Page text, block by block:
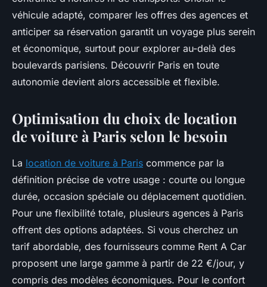
véhicule adapté, comparer les offres des agences et
anticiper sa réservation garantit un voyage plus serein
et économique, surtout pour explorer au-delà des
boulevards parisiens. Découvrir Paris en toute
autonomie devient alors accessible et flexible.
Optimisation du choix de location
de voiture à Paris selon le besoin
La location de voiture à Paris commence par la
définition précise de votre usage : courte ou longue
durée, occasion spéciale ou déplacement quotidien.
Pour une flexibilité totale, plusieurs agences à Paris
offrent des options adaptées. Si vous cherchez un
tarif abordable, des fournisseurs comme Rent A Car
proposent une large gamme à partir de 22 €/jour, y
compris des modèles économiques. Pour le confort